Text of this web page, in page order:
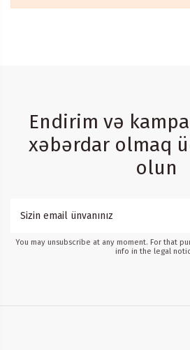
Endirim və
xəbərdar olmaq
olun
You may unsubscribe at any moment. For that
info in the legal